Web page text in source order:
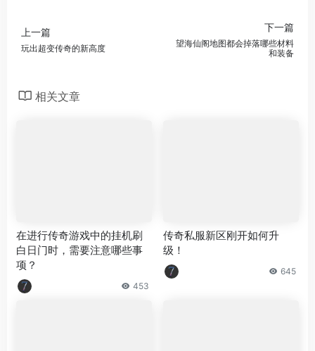
上一篇
玩出超变传奇的新高度
下一篇
望海仙阁地图都会掉落哪些材料
和装备
相关文章
在进行传奇游戏中的挂机刷
白日门时，需要注意哪些事
项？
453
传奇私服新区刚开如何升
级！
645